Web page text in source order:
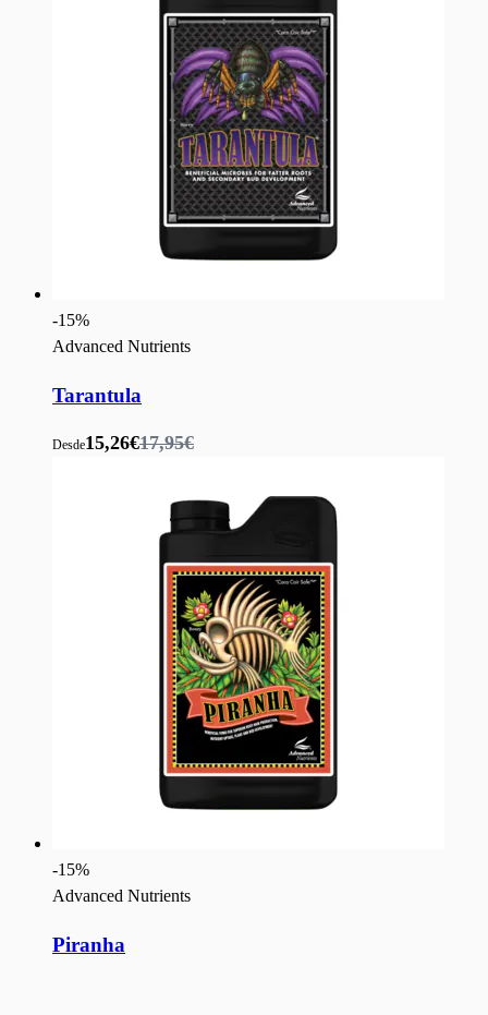
-15%
Advanced Nutrients
Tarantula
Desde15,26€17,95€
-15%
Advanced Nutrients
Piranha